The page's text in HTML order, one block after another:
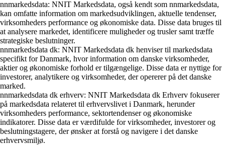
nnmarkedsdata: NNIT Markedsdata, også kendt som nnmarkedsdata,
kan omfatte information om markedsudviklingen, aktuelle tendenser,
virksomheders performance og økonomiske data. Disse data bruges til
at analysere markedet, identificere muligheder og trusler samt træffe
strategiske beslutninger.
nnmarkedsdata dk: NNIT Markedsdata dk henviser til markedsdata
specifikt for Danmark, hvor information om danske virksomheder,
aktier og økonomiske forhold er tilgængelige. Disse data er nyttige for
investorer, analytikere og virksomheder, der opererer på det danske
marked.
nnmarkedsdata dk erhverv: NNIT Markedsdata dk Erhverv fokuserer
på markedsdata relateret til erhvervslivet i Danmark, herunder
virksomheders performance, sektortendenser og økonomiske
indikatorer. Disse data er værdifulde for virksomheder, investorer og
beslutningstagere, der ønsker at forstå og navigere i det danske
erhvervsmiljø.